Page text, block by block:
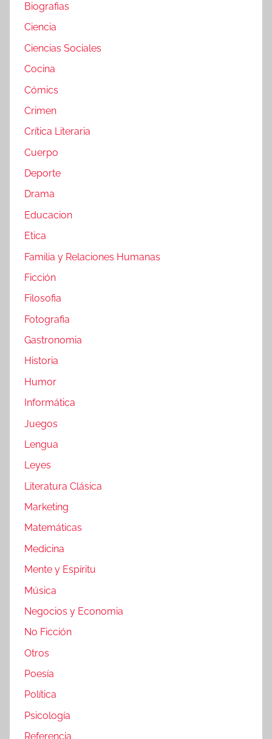
Biografias
Ciencia
Ciencias Sociales
Cocina
Cómics
Crimen
Crítica Literaria
Cuerpo
Deporte
Drama
Educacion
Etica
Familia y Relaciones Humanas
Ficción
Filosofia
Fotografia
Gastronomia
Historia
Humor
Informática
Juegos
Lengua
Leyes
Literatura Clásica
Marketing
Matemáticas
Medicina
Mente y Espíritu
Música
Negocios y Economia
No Ficción
Otros
Poesía
Política
Psicología
Referencia